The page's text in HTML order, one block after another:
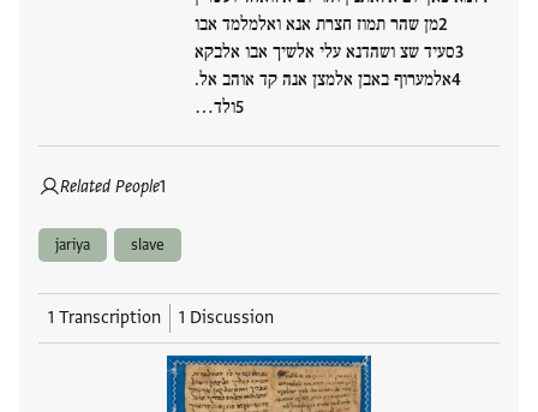
מן שהר תמוז חצרת אנא ואלמלמד אבו
סעיד שצ ושהדנא עלי אלשיך אבו אלבקא
אלמערוף באבן אלמצן אנה קד אוהב אל.
ולד…
Related People1
jariya slave
1 Transcription 1 Discussion